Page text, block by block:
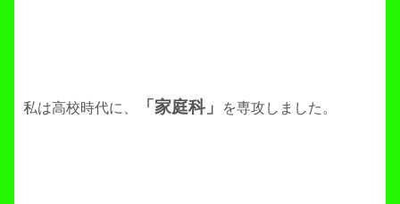
私は高校時代に、 「家庭科」 を専攻しました。